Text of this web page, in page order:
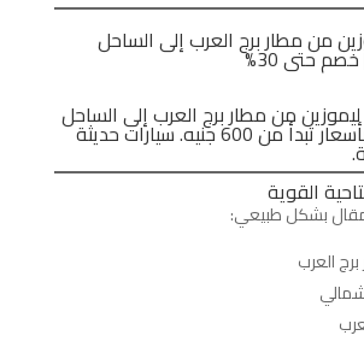
من مطار برج العرب إلى الساحل
من مطار برج العرب إلى الساحل
الشمالي 2026 بأسعار تبدأ من 600 جنيه. سيارات حديثة
بشكل طبيعي:
العرب